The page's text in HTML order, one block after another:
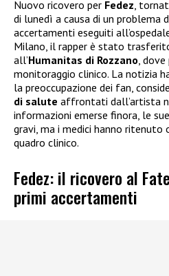
Nuovo ricovero per Fedez,
di lunedì a causa di un problema
accertamenti eseguiti
Milano, il rapper è stato
all’Humanitas di Rozzano,
monitoraggio clinico. La notizia
la preoccupazione dei fan,
di salute affrontati dall’artista
informazioni emerse finora, le
gravi, ma i medici hanno
quadro clinico.
Fedez: il ricovero al
primi accertamenti